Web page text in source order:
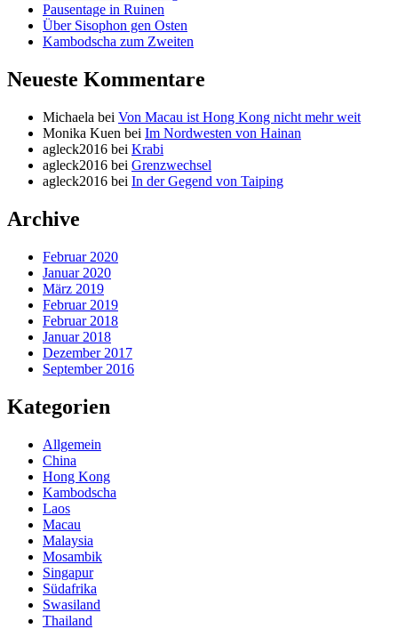
Pausentage in Ruinen
Über Sisophon gen Osten
Kambodscha zum Zweiten
Neueste Kommentare
Michaela bei Von Macau ist Hong Kong nicht mehr weit
Monika Kuen bei Im Nordwesten von Hainan
agleck2016 bei Krabi
agleck2016 bei Grenzwechsel
agleck2016 bei In der Gegend von Taiping
Archive
Februar 2020
Januar 2020
März 2019
Februar 2019
Februar 2018
Januar 2018
Dezember 2017
September 2016
Kategorien
Allgemein
China
Hong Kong
Kambodscha
Laos
Macau
Malaysia
Mosambik
Singapur
Südafrika
Swasiland
Thailand